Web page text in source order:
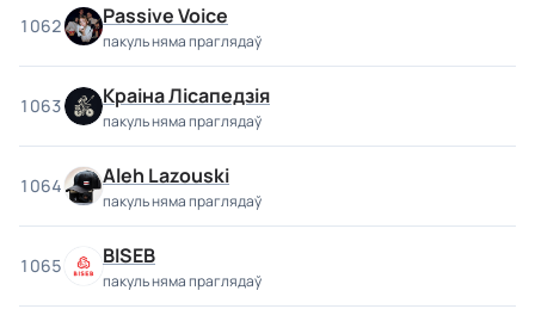
1062 Passive Voice
пакуль няма праглядаў
1063 Краіна Лісапедзія
пакуль няма праглядаў
1064 Aleh Lazouski
пакуль няма праглядаў
1065 BISEB
пакуль няма праглядаў